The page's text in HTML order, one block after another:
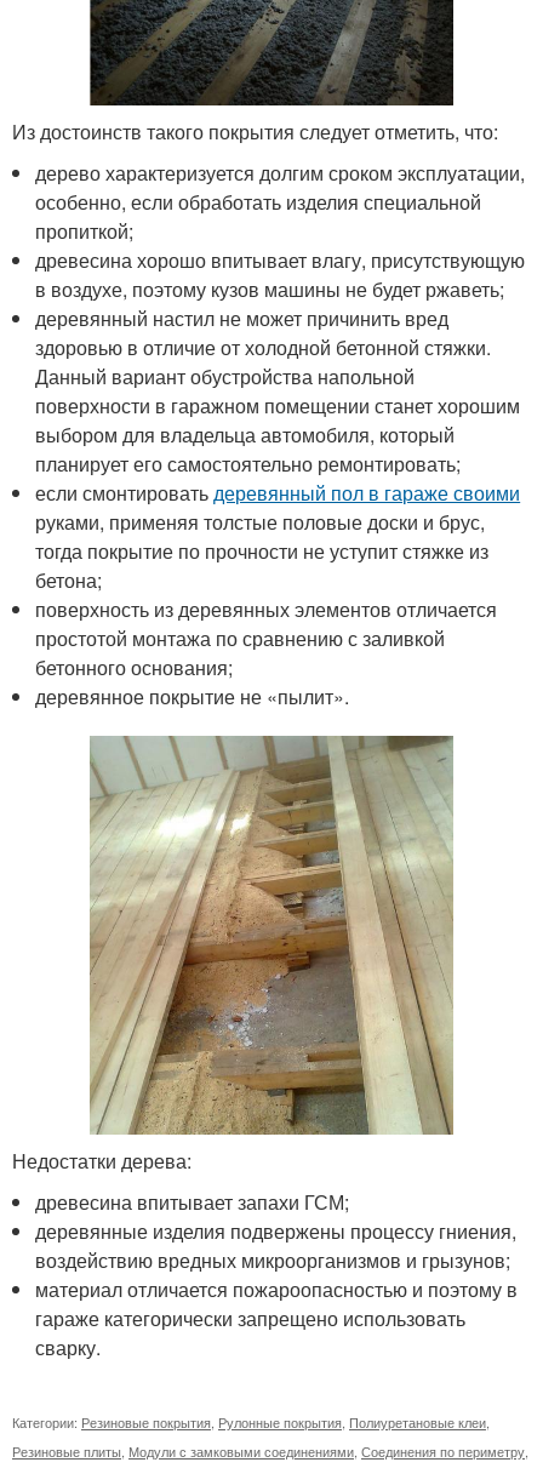
Из достоинств такого покрытия следует отметить, что:
дерево характеризуется долгим сроком эксплуатации,
особенно, если обработать изделия специальной
пропиткой;
древесина хорошо впитывает влагу, присутствующую
в воздухе, поэтому кузов машины не будет ржаветь;
деревянный настил не может причинить вред
здоровью в отличие от холодной бетонной стяжки.
Данный вариант обустройства напольной
поверхности в гаражном помещении станет хорошим
выбором для владельца автомобиля, который
планирует его самостоятельно ремонтировать;
если смонтироватьдеревянный пол в гараже своими
руками, применяя толстые половые доски и брус,
тогда покрытие по прочности не уступит стяжке из
бетона;
поверхность из деревянных элементов отличается
простотой монтажа по сравнению с заливкой
бетонного основания;
деревянное покрытие не «пылит».
Недостатки дерева:
древесина впитывает запахи ГСМ;
деревянные изделия подвержены процессу гниения,
воздействию вредных микроорганизмов и грызунов;
материал отличается пожароопасностью и поэтому в
гараже категорически запрещено использовать
сварку.
Категории: Резиновые покрытия Рулонные покрытия Полиуретановые клеи
Резиновые плиты Модули с замковыми соединениями Соединения по периметру